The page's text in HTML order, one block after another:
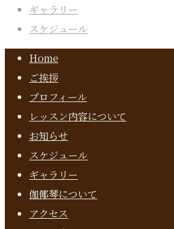
ギャラリー
スケジュール
Home
ご挨拶
プロフィール
レッスン内容について
お知らせ
スケジュール
ギャラリー
伽倻琴について
アクセス